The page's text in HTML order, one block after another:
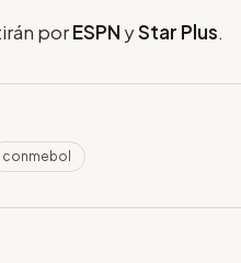
porESPN yStar Plus.
conmebol